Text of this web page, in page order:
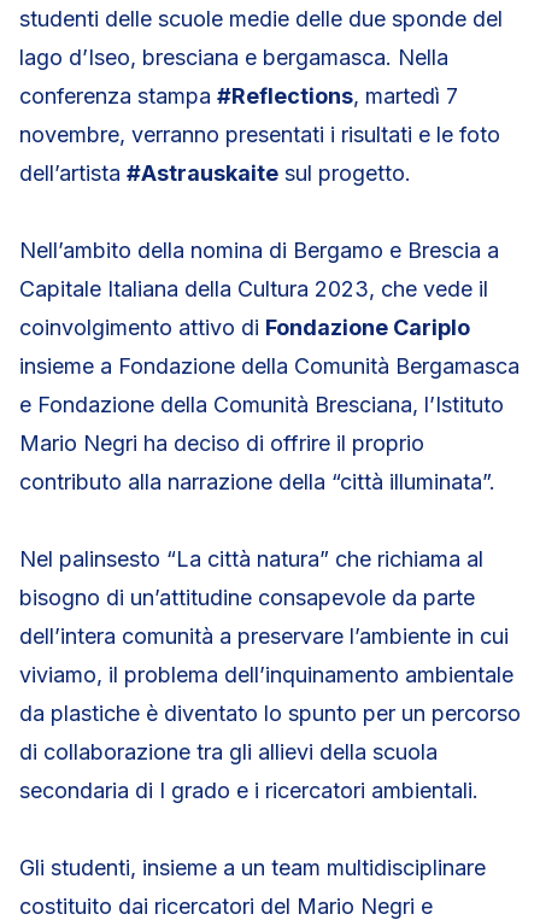
studenti delle scuole medie delle due sponde del
lago d’Iseo, bresciana e bergamasca. Nella
conferenza stampa #Reflections, martedì 7
novembre, verranno presentati i risultati e le foto
dell’artista #Astrauskaite sul progetto.
Nell’ambito della nomina di Bergamo e Brescia a
Capitale Italiana della Cultura 2023, che vede il
coinvolgimento attivo di Fondazione Cariplo
insieme a Fondazione della Comunità Bergamasca
e Fondazione della Comunità Bresciana, l’Istituto
Mario Negri ha deciso di offrire il proprio
contributo alla narrazione della “città illuminata”.
Nel palinsesto “La città natura” che richiama al
bisogno di un’attitudine consapevole da parte
dell’intera comunità a preservare l’ambiente in cui
viviamo, il problema dell’inquinamento ambientale
da plastiche è diventato lo spunto per un percorso
di collaborazione tra gli allievi della scuola
secondaria di I grado e i ricercatori ambientali.
Gli studenti, insieme a un team multidisciplinare
costituito dai ricercatori del Mario Negri e